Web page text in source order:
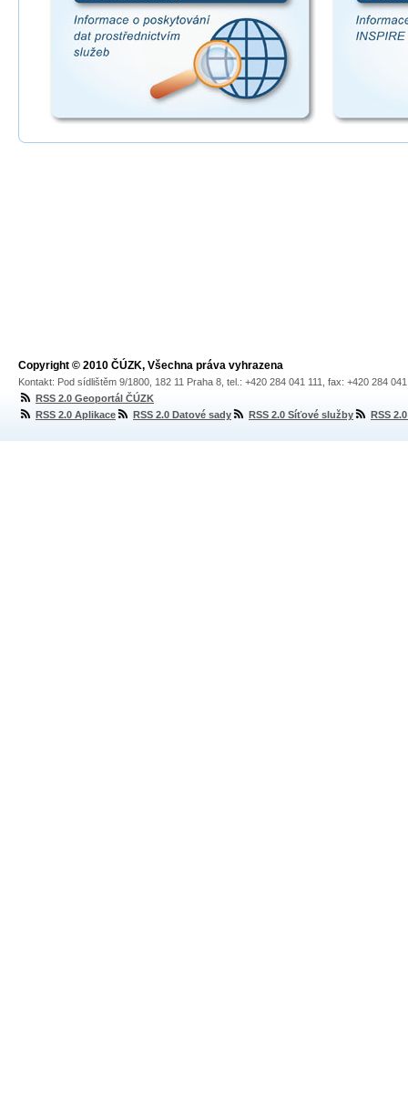
Copyright © 2010 ČÚZK, Všechna práva vyhrazena
Kontakt: Pod sídlištěm 9/1800, 182 11 Praha 8, tel.: +420 284 041 111, fax: +420 284
RSS 2.0 Geoportál ČÚZK
RSS 2.0 Aplikace
RSS 2.0 Datové sady RSS 2.0 Síťové služby RSS